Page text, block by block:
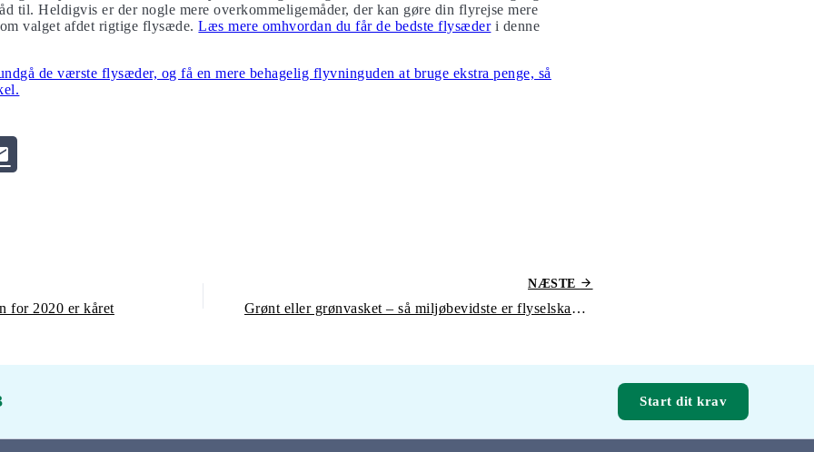
til. Heldigvis er der nogle mere overkommeligemåder, der kan gøre din flyrejse mere
valget afdet rigtige flysæde.Læs mere omhvordan du får de bedste flysæderi denne
de værste flysæder, og få en mere behagelig flyvninguden at bruge ekstra penge, så
for 2020 er kåret
NÆSTE
Grønt eller grønvasket – så miljøbevidste er flyselskaberne
Start dit krav